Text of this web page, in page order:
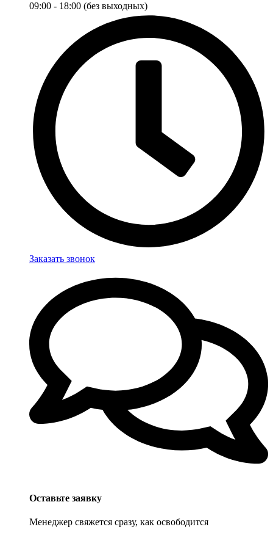
09:00 - 18:00 (без выходных)
Заказать звонок
Оставьте заявку
Менеджер свяжется сразу, как освободится